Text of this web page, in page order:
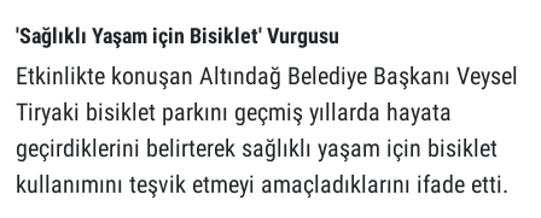
'Sağlıklı Yaşam için Bisiklet' Vurgusu
Etkinlikte konuşan Altındağ Belediye Başkanı Veysel
Tiryaki bisiklet parkını geçmiş yıllarda hayata
geçirdiklerini belirterek sağlıklı yaşam için bisiklet
kullanımını teşvik etmeyi amaçladıklarını ifade etti.